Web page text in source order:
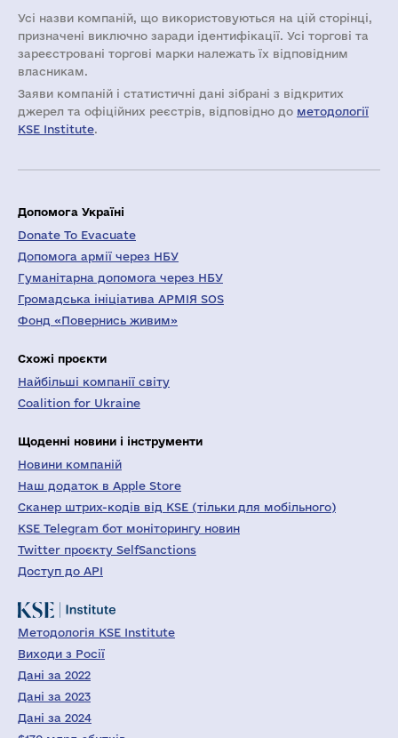
Усі назви компаній, що використовуються на цій сторінці,
призначені виключно заради ідентифікації. Усі торгові та
зареєстровані торгові марки належать їх відповідним
власникам.
Заяви компаній i статистичні дані зібрані з відкритих
джерел та офіційних реєстрів, відповідно до методології
KSE Institute.
Допомога Україні
Donate To Evacuate
Допомога армії через НБУ
Гуманітарна допомога через НБУ
Громадська ініціатива АРМІЯ SOS
Фонд «Повернись живим»
Схожі проєкти
Найбільші компанії світу
Coalition for Ukraine
Щоденні новини і інструменти
Новини компаній
Наш додаток в Apple Store
Сканер штрих-кодів від KSE (тільки для мобільного)
KSE Telegram бот моніторингу новин
Twitter проєкту SelfSanctions
Доступ до API
Методологія KSE Institute
Виходи з Росії
Дані за 2022
Дані за 2023
Дані за 2024